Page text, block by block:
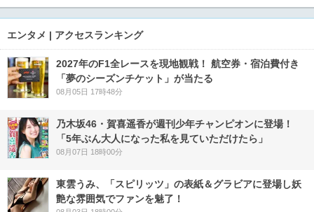
エンタメ | アクセスランキング
2027年のF1全レースを現地観戦！ 航空券・宿泊費付き
「夢のシーズンチケット」が当たる
08月05日 17時48分
乃木坂46・賀喜遥香が週刊少年チャンピオンに登場！
「5年ぶん大人になった私を見ていただけたら」
08月07日 18時00分
東雲うみ、「スピリッツ」の表紙＆グラビアに登場し妖
艶な雰囲気でファンを魅了！